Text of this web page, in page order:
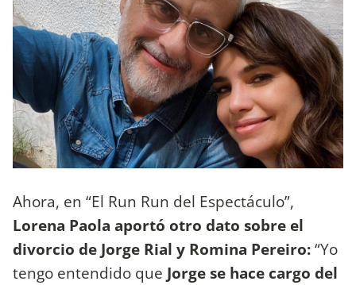
Ahora, en “El Run Run del Espectáculo”,
Lorena Paola aportó otro dato sobre el
divorcio de Jorge Rial y Romina Pereiro:“Yo
tengo entendido que Jorge se hace cargo del